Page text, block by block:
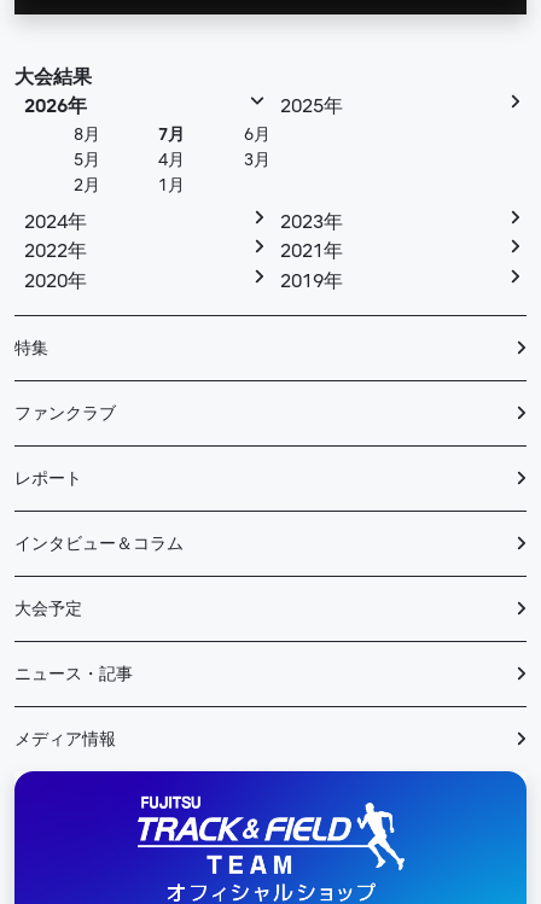
大会結果
2026年
8月 7月
6月
5月
4月
3月
2月
1月
2025年
2024年
2023年
2022年
2021年
2020年
2019年
特集
ファンクラブ
レポート
インタビュー＆コラム
大会予定
ニュース・記事
メディア情報